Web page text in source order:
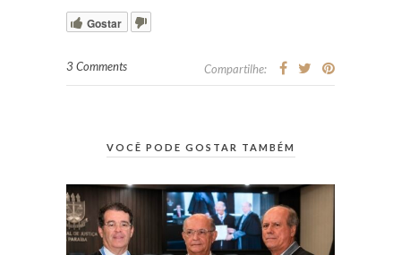
Gostar
3 Comments Compartilhe:
VOCÊ PODE GOSTAR TAMBÉM